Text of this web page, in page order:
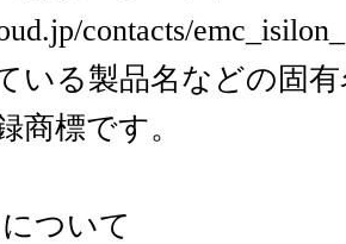
contacts/
いる製品名などの固
商標です。
ついて